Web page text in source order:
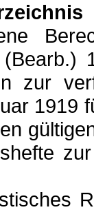
zur
1919